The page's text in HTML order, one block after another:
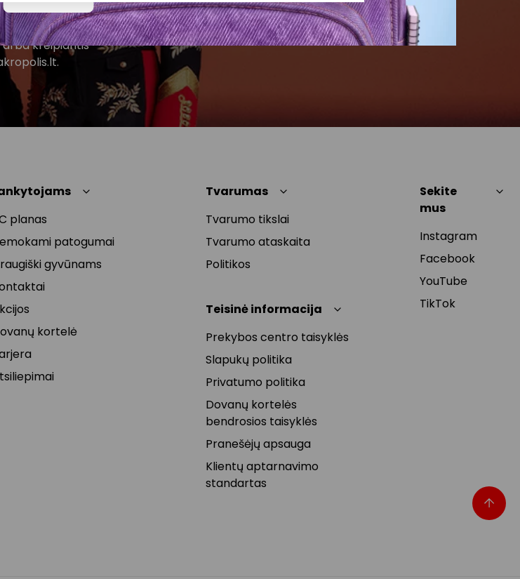
Sutikimą galėsi bet kuriuo metu
nuorodą gautame
arba kreipiantis
planas
patogumai
gyvūnams
kortelė
Tvarumas
Tvarumo tikslai
Tvarumo ataskaita
Politikos
Teisinė informacija
Prekybos centro taisyklės
Slapukų politika
Privatumo politika
Dovanų kortelės
bendrosios taisyklės
Pranešėjų apsauga
Klientų aptarnavimo
standartas
Sekite
mus
Instagram
Facebook
YouTube
TikTok